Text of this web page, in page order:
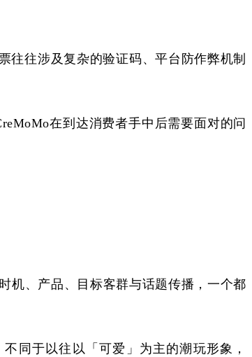
往往涉及复杂的验证码、平台防作弊机制
在到达消费者手中后需要面对的问
机、产品、目标客群与话题传播，一个都
同于以往以「可爱」为主的潮玩形象，